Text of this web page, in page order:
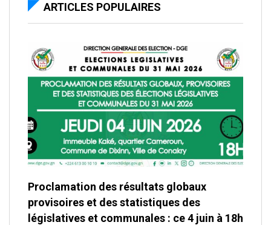
ARTICLES POPULAIRES
Proclamation des résultats globaux
provisoires et des statistiques des
législatives et communales : ce 4 juin à 18h